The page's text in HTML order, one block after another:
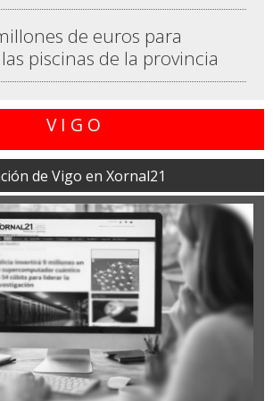
de euros para
piscinas de la provincia
V I G O
de Vigo en Xornal21